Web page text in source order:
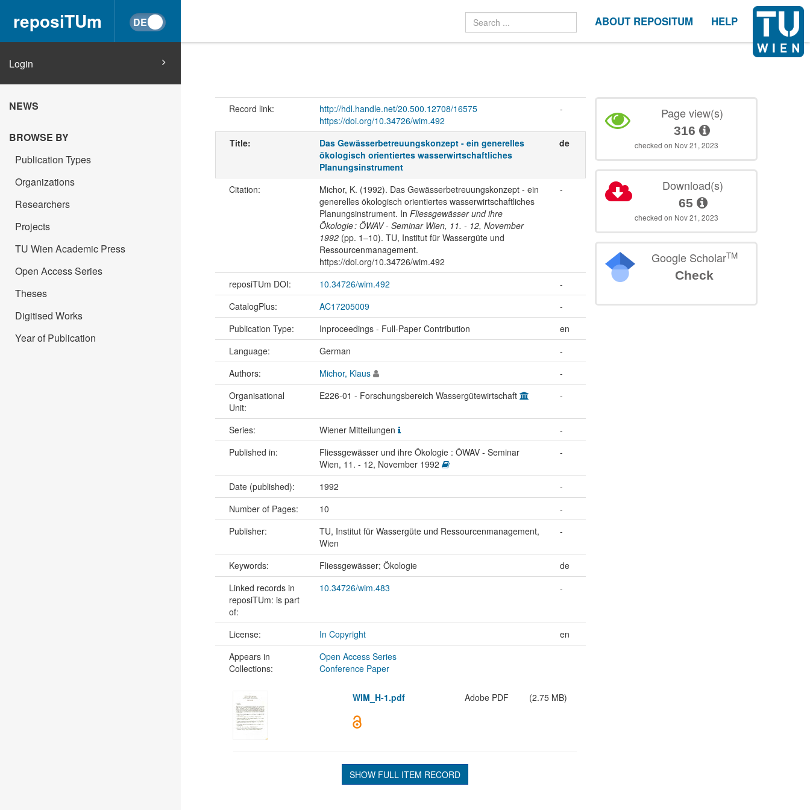
reposiTUm ABOUT REPOSITUM HELP
Login
NEWS
BROWSE BY
Publication Types
Organizations
Researchers
Projects
TU Wien Academic Press
Open Access Series
Theses
Digitised Works
Year of Publication
Record link:
http://hdl.handle.net/20.500.12708/16575
https://doi.org/10.34726/wim.492
-
Title:
Das Gewässerbetreuungskonzept - ein generelles
ökologisch orientiertes wasserwirtschaftliches
Planungsinstrument
de
Citation:
Michor, K. (1992). Das Gewässerbetreuungskonzept - ein
generelles ökologisch orientiertes wasserwirtschaftliches
Planungsinstrument. In Fliessgewässer und ihre
Ökologie : ÖWAV - Seminar Wien, 11. - 12, November
1992(pp. 1–10). TU, Institut für Wassergüte und
Ressourcenmanagement.
https://doi.org/10.34726/wim.492
-
reposiTUm DOI: 10.34726/wim.492
-
CatalogPlus:
AC17205009
-
Publication Type:
Inproceedings - Full-Paper Contribution
en
Language:
German
-
Authors:
Michor, Klaus
-
Organisational
Unit:
E226-01 - Forschungsbereich Wassergütewirtschaft -
Series: Wiener Mitteilungen
-
Published in:
Fliessgewässer und ihre Ökologie : ÖWAV - Seminar
Wien, 11. - 12, November 1992
-
Date (published): 1992
-
Number of Pages:
10
-
Publisher:
TU, Institut für Wassergüte und Ressourcenmanagement,
Wien
-
Keywords: Fliessgewässer; Ökologie
de
Linked records in
reposiTUm: is part
of:
10.34726/wim.483 -
License: In Copyright
en
Appears in
Collections:
Open Access Series
Conference Paper
WIM_H-1.pdf Adobe PDF (2.75 MB)
SHOW FULL ITEM RECORD
Page view(s)
316
checked on Nov 21, 2023
Download(s)
65
checked on Nov 21, 2023
Google ScholarTM
Check